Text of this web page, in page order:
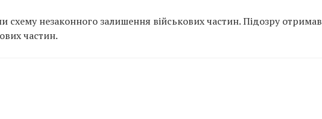
незаконного залишення військових частин. Підозру отримав
частин.